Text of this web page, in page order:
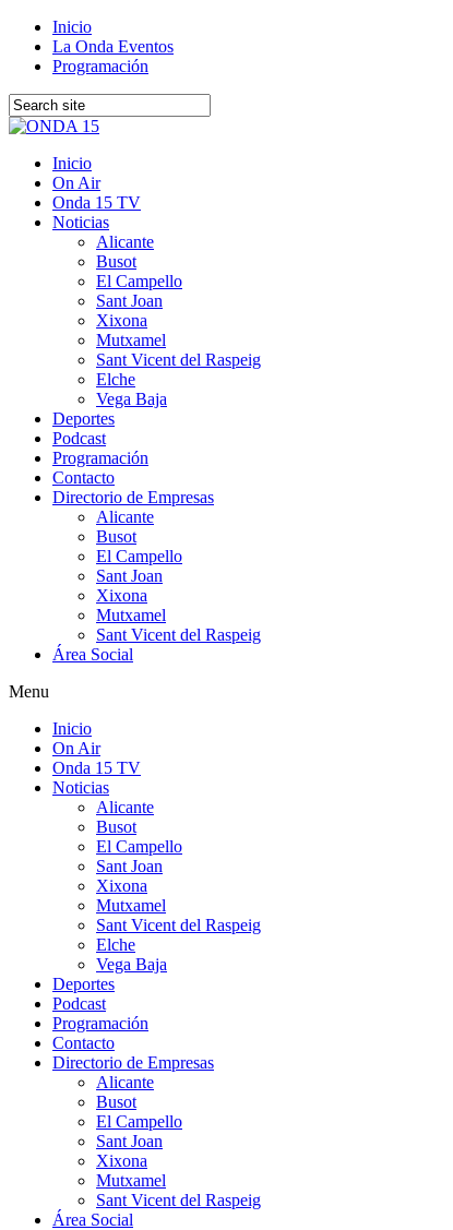
Inicio
La Onda Eventos
Programación
Inicio
On Air
Onda 15 TV
Noticias
Alicante
Busot
El Campello
Sant Joan
Xixona
Mutxamel
Sant Vicent del Raspeig
Elche
Vega Baja
Deportes
Podcast
Programación
Contacto
Directorio de Empresas
Alicante
Busot
El Campello
Sant Joan
Xixona
Mutxamel
Sant Vicent del Raspeig
Área Social
Menu
Inicio
On Air
Onda 15 TV
Noticias
Alicante
Busot
El Campello
Sant Joan
Xixona
Mutxamel
Sant Vicent del Raspeig
Elche
Vega Baja
Deportes
Podcast
Programación
Contacto
Directorio de Empresas
Alicante
Busot
El Campello
Sant Joan
Xixona
Mutxamel
Sant Vicent del Raspeig
Área Social